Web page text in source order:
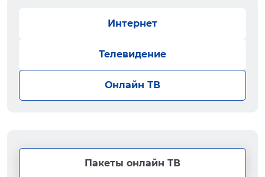
Интернет
Телевидение
Онлайн ТВ
Пакеты онлайн ТВ